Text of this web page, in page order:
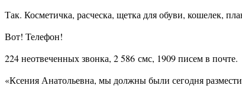
Так. Косметичка, расческа, щетка для обуви, кошелек,
Вот! Телефон!
224 неотвеченных звонка, 2 586 смс, 1909 писем в почте.
«Ксения Анатольевна, мы должны были сегодня